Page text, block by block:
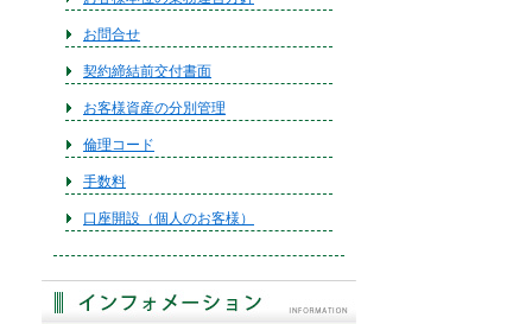
お問合せ
契約締結前交付書面
お客様資産の分別管理
倫理コード
手数料
口座開設（個人のお客様）